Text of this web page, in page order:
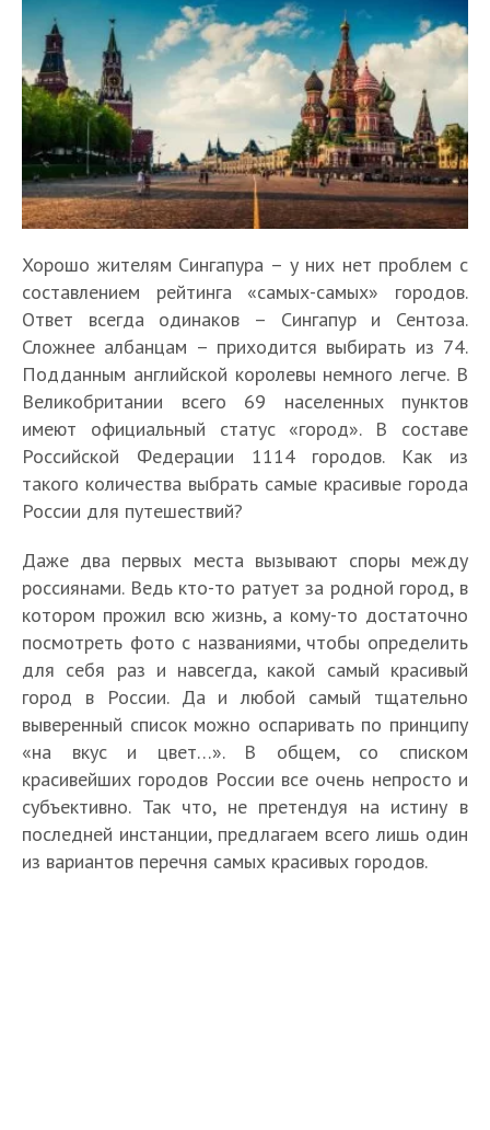
Хорошо жителям Сингапура – у них нет проблем с
составлением рейтинга «самых-самых» городов.
Ответ всегда одинаков – Сингапур и Сентоза.
Сложнее албанцам – приходится выбирать из 74.
Подданным английской королевы немного легче. В
Великобритании всего 69 населенных пунктов
имеют официальный статус «город». В составе
Российской Федерации 1114 городов. Как из
такого количества выбрать самые красивые города
России для путешествий?
Даже два первых места вызывают споры между
россиянами. Ведь кто-то ратует за родной город, в
котором прожил всю жизнь, а кому-то достаточно
посмотреть фото с названиями, чтобы определить
для себя раз и навсегда, какой самый красивый
город в России. Да и любой самый тщательно
выверенный список можно оспаривать по принципу
«на вкус и цвет…». В общем, со списком
красивейших городов России все очень непросто и
субъективно. Так что, не претендуя на истину в
последней инстанции, предлагаем всего лишь один
из вариантов перечня самых красивых городов.